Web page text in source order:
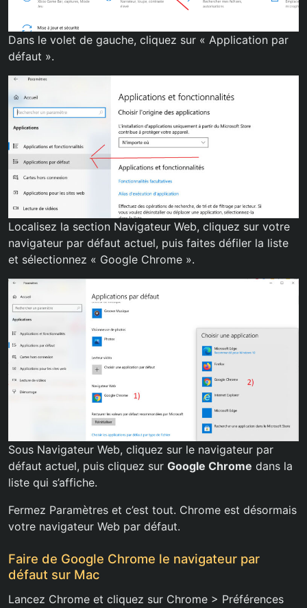
Dans le volet de gauche, cliquez sur « Application par
défaut ».
Localisez la section Navigateur Web, cliquez sur votre
navigateur par défaut actuel, puis faites défiler la liste
et sélectionnez « Google Chrome ».
Sous Navigateur Web, cliquez sur le navigateur par
défaut actuel, puis cliquez sur Google Chrome dans la
liste qui s’affiche.
Fermez Paramètres et c’est tout. Chrome est désormais
votre navigateur Web par défaut.
Faire de Google Chrome le navigateur par
défaut sur Mac
Lancez Chrome et cliquez sur Chrome > Préférences